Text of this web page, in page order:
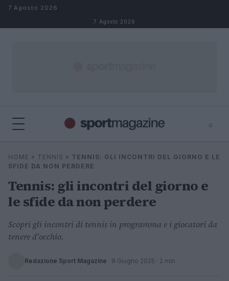
Salta al contenuto
7 Agosto 2026
7 Agosto 2026
⌕
Cerca
⌕ ×
HOME » TENNIS » TENNIS: GLI INCONTRI DEL GIORNO E LE
SFIDE DA NON PERDERE
Tennis: gli incontri del giorno e
le sfide da non perdere
Scopri gli incontri di tennis in programma e i giocatori da
tenere d'occhio.
Redazione Sport Magazine · 8 Giugno 2025 · 2 min